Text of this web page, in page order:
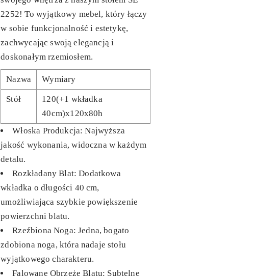
2252! To wyjątkowy mebel, który łączy
w sobie funkcjonalność i estetykę,
zachwycając swoją elegancją i
doskonałym rzemiosłem.
Nazwa Wymiary
Stół
120(+1 wkładka
40cm)x120x80h
Włoska Produkcja: Najwyższa
jakość wykonania, widoczna w każdym
detalu.
Rozkładany Blat: Dodatkowa
wkładka o długości 40 cm,
umożliwiająca szybkie powiększenie
powierzchni blatu.
Rzeźbiona Noga: Jedna, bogato
zdobiona noga, która nadaje stołu
wyjątkowego charakteru.
Falowane Obrzeże Blatu: Subtelne